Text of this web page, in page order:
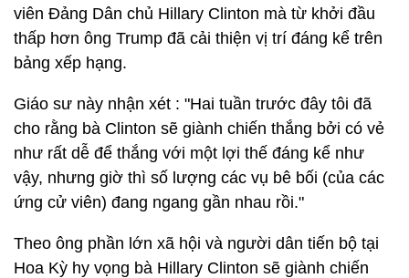
viên Đảng Dân chủ Hillary Clinton mà từ khởi đầu
thấp hơn ông Trump đã cải thiện vị trí đáng kể trên
bảng xếp hạng.
Giáo sư này nhận xét : "Hai tuần trước đây tôi đã
cho rằng bà Clinton sẽ giành chiến thắng bởi có vẻ
như rất dễ để thắng với một lợi thế đáng kể như
vậy, nhưng giờ thì số lượng các vụ bê bối (của các
ứng cử viên) đang ngang gần nhau rồi."
Theo ông phần lớn xã hội và người dân tiến bộ tại
Hoa Kỳ hy vọng bà Hillary Clinton sẽ giành chiến